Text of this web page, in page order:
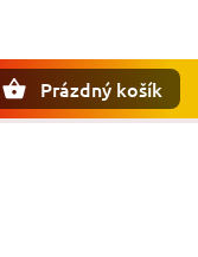
Prázdný košík